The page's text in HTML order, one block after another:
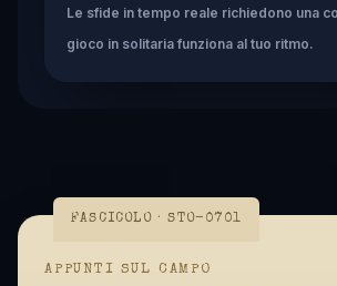
Le sfide in tempo reale richiedono una
gioco in solitaria funziona al tuo ritmo.
FASCICOLO · STO-0701
APPUNTI SUL CAMPO